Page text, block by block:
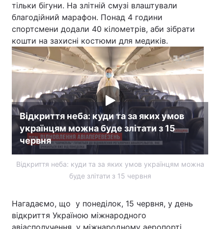
тільки бігуни. На злітній смузі влаштували
благодійний марафон. Понад 4 години
спортсмени додали 40 кілометрів, аби зібрати
кошти на захисні костюми для медиків.
Відкриття неба: куди та за яких умов
українцям можна буде злітати з 15
червня
Відкриття неба: куди та за яких умов українцям можна
буде злітати з 15 червня
Нагадаємо, що у понеділок, 15 червня, у день
відкриття Україною міжнародного
авіасполучення, у міжнародному аеропорті